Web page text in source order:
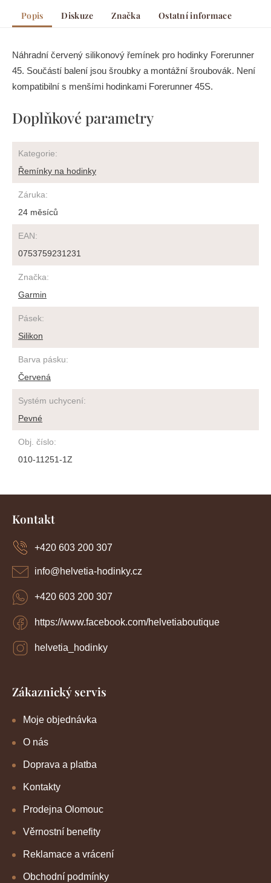
Popis Diskuze Značka Ostatní informace
Náhradní červený silikonový řemínek pro hodinky Forerunner
45. Součástí balení jsou šroubky a montážní šroubovák. Není
kompatibilní s menšími hodinkami Forerunner 45S.
Doplňkové parametry
Kategorie:
Řemínky na hodinky
Záruka:
24 měsíců
EAN:
0753759231231
Značka:
Garmin
Pásek:
Silikon
Barva pásku:
Červená
Systém uchycení:
Pevné
Obj. číslo:
010-11251-1Z
Kontakt
info@helvetia-hodinky.cz
+420 603 200 307
https://www.facebook.com/helvetiaboutique
helvetia_hodinky
+420 603 200 307
Zákaznický servis
Moje objednávka
O nás
Doprava a platba
Kontakty
Prodejna Olomouc
Věrnostní benefity
Reklamace a vrácení
Obchodní podmínky